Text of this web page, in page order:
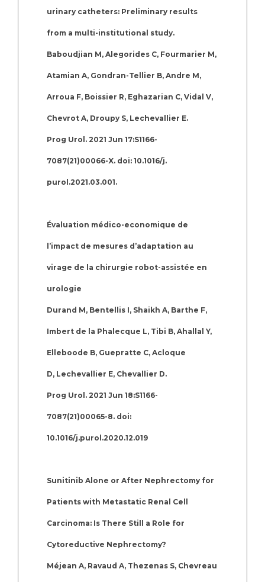
urinary catheters: Preliminary results
from a multi-institutional study.
Baboudjian M, Alegorides C, Fourmarier M,
Atamian A, Gondran-Tellier B, Andre M,
Arroua F, Boissier R, Eghazarian C, Vidal V,
Chevrot A, Droupy S, Lechevallier E.
Prog Urol. 2021 Jun 17:S1166-
7087(21)00066-X. doi: 10.1016/j.
purol.2021.03.001.
Évaluation médico-economique de
l’impact de mesures d’adaptation au
virage de la chirurgie robot-assistée en
urologie
Durand M, Bentellis I, Shaikh A, Barthe F,
Imbert de la Phalecque L, Tibi B, Ahallal Y,
Elleboode B, Guepratte C, Acloque
D, Lechevallier E, Chevallier D.
Prog Urol. 2021 Jun 18:S1166-
7087(21)00065-8. doi:
10.1016/j.purol.2020.12.019
Sunitinib Alone or After Nephrectomy for
Patients with Metastatic Renal Cell
Carcinoma: Is There Still a Role for
Cytoreductive Nephrectomy?
Méjean A, Ravaud A, Thezenas S, Chevreau